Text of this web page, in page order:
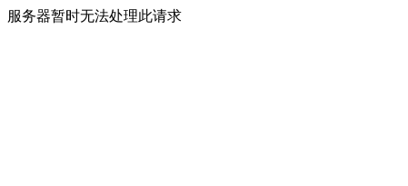
服务器暂时无法处理此请求